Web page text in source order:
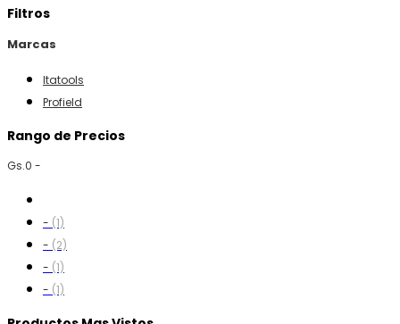
Categorías
Baño
Ferretería
Herramientas